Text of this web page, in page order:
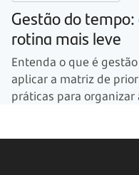
Gestão do
rotina mais leve
Entenda o que é
aplicar a matriz de
práticas para organizar